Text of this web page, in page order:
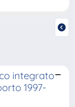
integrato
1997-